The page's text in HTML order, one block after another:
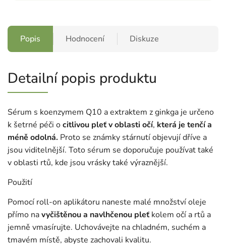
Popis Hodnocení Diskuze
Detailní popis produktu
Sérum s koenzymem Q10 a extraktem z ginkga je určeno
k šetrné péči ocitlivou pleť v oblasti očí, která je tenčí a
méně odolná. Proto se známky stárnutí objevují dříve a
jsou viditelnější. Toto sérum se doporučuje používat také
v oblasti rtů, kde jsou vrásky také výraznější.
Použití
Pomocí roll-on aplikátoru naneste malé množství oleje
přímo navyčištěnou a navlhčenou pleťkolem očí a rtů a
jemně vmasírujte. Uchovávejte na chladném, suchém a
tmavém místě, abyste zachovali kvalitu.